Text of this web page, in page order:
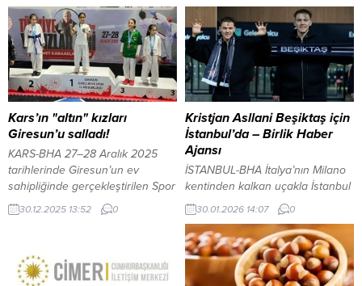
Kars’ın "altın" kızları
Giresun’u salladı!
KARS-BHA ​27–28 Aralık 2025
tarihlerinde Giresun’un ev
sahipliğinde gerçekleştirilen Spor
Toto Türkiye Yıldızlar Ligi Karate
Şampiyonası 2. Etap
sergilediği üstün performansla
madalyalara adeta ambargo
30.12.2025 13:52 0
Kristjan Asllani Beşiktaş için
İstanbul’da – Birlik Haber
Ajansı
İSTANBUL-BHA İtalya’nın Milano
kentinden kalkan uçakla İstanbul
Havalimanı’na gelen Kristjan
Asllani’yi kulüp yetkilileri karşıladı.
Beşiktaş atkısını boynuna takan
genç futbolcu, havalimanında
“Kartal” pozu verdi. Kiralık olarak
Beşiktaş’a katılacak Siyah-beyazlı
30.01.2026 14:07 0